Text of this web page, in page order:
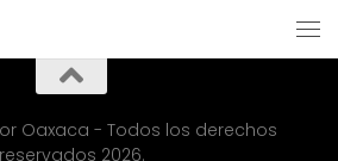
Oaxaca - Todos los derechos
reservados 2026.